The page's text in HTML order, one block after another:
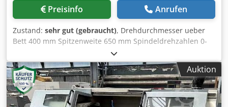
Preisinfo Anrufen
Zustand: sehr gut (gebraucht), Drehdurchmesser ueber
Bett 400 mm Spitzenweite 650 mm Spindeldrehzahlen 0-
2500 U/min Diverses Zubehoer MARCELS MASCHINEN CH
Dksdpfxoq Dll Dj Adrer
Auktion